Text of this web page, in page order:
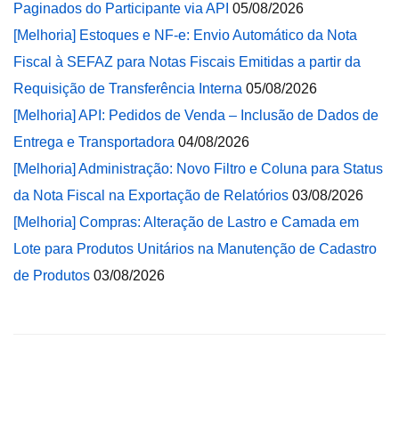
Paginados do Participante via API 05/08/2026
[Melhoria] Estoques e NF-e: Envio Automático da Nota
Fiscal à SEFAZ para Notas Fiscais Emitidas a partir da
Requisição de Transferência Interna 05/08/2026
[Melhoria] API: Pedidos de Venda – Inclusão de Dados de
Entrega e Transportadora 04/08/2026
[Melhoria] Administração: Novo Filtro e Coluna para Status
da Nota Fiscal na Exportação de Relatórios 03/08/2026
[Melhoria] Compras: Alteração de Lastro e Camada em
Lote para Produtos Unitários na Manutenção de Cadastro
de Produtos 03/08/2026